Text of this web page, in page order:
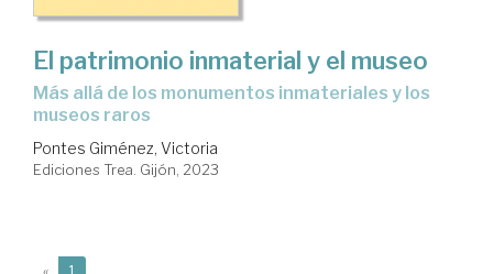
El patrimonio inmaterial y el museo
más allá de los monumentos inmateriales y los
museos raros
Pontes Giménez, Victoria
Ediciones Trea. Gijón, 2023